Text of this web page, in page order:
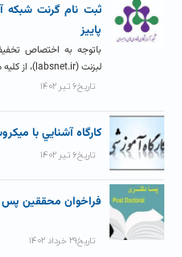
پاییز
باتوجه به اختصاص
لبزنت (labsnet.ir)، از کلیه همکاران محترم و دانشجویان عضو تقاضا...
تاریخ۶ تیر ۱۴۰۲
کارگاه آشنايي با
تاریخ۶ تیر ۱۴۰۲
فراخوان محققين پس
تاریخ۲۹ خرداد ۱۴۰۲